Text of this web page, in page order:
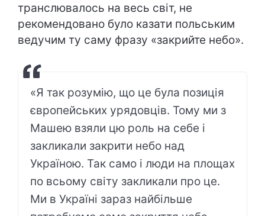
транслювалось на весь світ, не
рекомендовано було казати польським
ведучим ту саму фразу «закрийте небо».
«Я так розумію, що це була позиція
європейських урядовців. Тому ми з
Машею взяли цю роль на себе і
закликали закрити небо над
Україною. Так само і люди на площах
по всьому світу закликали про це.
Ми в Україні зараз найбільше